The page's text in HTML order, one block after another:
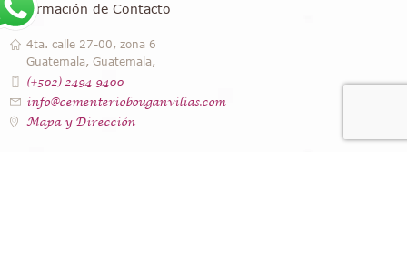
Información de Contacto
4ta. calle 27-00, zona 6
Guatemala, Guatemala,
(+502) 2494 9400
info@cementeriobouganvilias.com
Mapa y Dirección